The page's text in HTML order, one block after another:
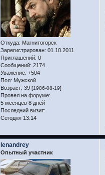
Откуда: Магнитогорск
Зарегистрирован: 01.10.2011
Приглашений: 0
Сообщений: 2174
Уважение: +504
Пол: Мужской
Возраст: 39 [1986-08-19]
Провел на форуме:
5 месяцев 8 дней
Последний визит:
Сегодня 13:14
lenandrey
Опытный участник